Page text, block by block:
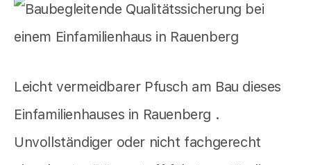
Leicht vermeidbarer Pfusch am Bau dieses
Einfamilienhauses in Rauenberg .
Unvollständiger oder nicht fachgerecht